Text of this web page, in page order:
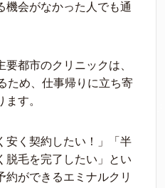
機会がなかった人でも通
都市のクリニックは、
ため、仕事帰りに立ち寄
す。
安く契約したい！」「半
脱毛を完了したい」とい
約ができるエミナルクリ